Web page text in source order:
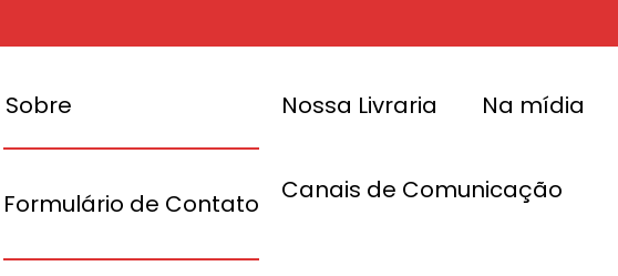
Sobre
Formulário de Contato
Nossa Livraria Na mídia
Canais de Comunicação
e manter